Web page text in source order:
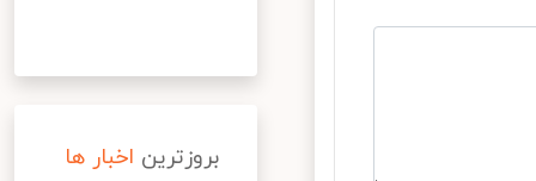
بروزترین اخبار ها